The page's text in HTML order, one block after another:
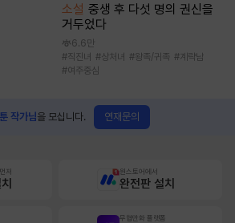
소설 중생 후 다섯 명의 권신을
거두었다
6.6만
#직진녀 #상처녀 #왕족/귀족 #계략남
#여주중심
작가님을 모십니다. 연재문의
저 원스토어에서
완전판 설치
무협만화 플랫폼